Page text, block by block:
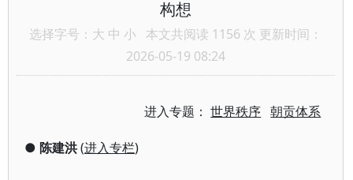
构想
选择字号： 大 中 小 本文共阅读 1156 次 更新时间：
2026-05-19 08:24
进入专题：世界秩序 朝贡体系
● 陈建洪(进入专栏)